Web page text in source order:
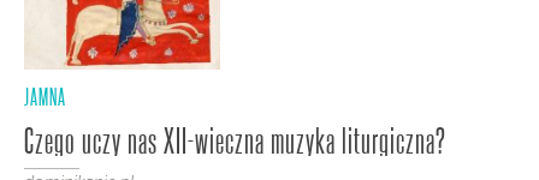
JAMNA
Czego uczy nas XII-wieczna muzyka liturgiczna?